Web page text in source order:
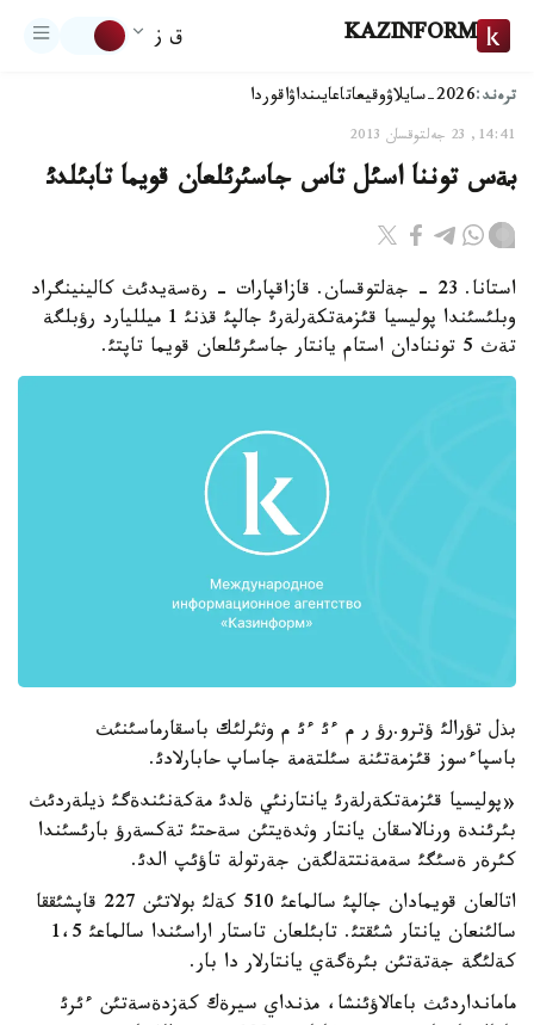
KAZINFORM ق ز
ترەند:2026-سايلاۋ وقيعاتاعايىنداۋاقوردا
14:41, 23 جەلتوقسان 2013
بةس توننا اسئل تاس جاسئرئلعان قويما تابئلدئ
استانا. 23 - جةلتوقسان. قازاقپارات - رةسةيدئث كالينينگراد
وبلئسئندا پوليسيا قئزمةتكةرلةرئ جالپئ قذنئ 1 ميلليارد رؤبلگة
تةث 5 توننادان استام يانتار جاسئرئلعان قويما تاپتئ.
بذل تؤرالئ ؤترو.رؤ ر م ءئ ءئ م وثئرلئك باسقارماسئنئث
باسپاءسوز قئزمةتئنة سئلتةمة جاساپ حابارلادئ.
«پوليسيا قئزمةتكةرلةرئ يانتارنئي ةلدئ مةكةنئندةگئ ذيلةردئث
بئرئندة ورنالاسقان يانتار وثدةيتئن سةحتئ تةكسةرؤ بارئسئندا
كئرةر ةسئگئ سةمةنتتةلگةن جةرتولة تاؤئپ الدئ.
اتالعان قويمادان جالپئ سالماعئ 510 كةلئ بولاتئن 227 قاپشئققا
سالئنعان يانتار شئقتئ. تابئلعان تاستار اراسئندا سالماعئ 1،5
كةلئگة جةتةتئن بئرةگةي يانتارلار دا بار.
مامانداردئث باعالاؤئنشا، مذنداي سيرةك كةزدةسةتئن ءئرئ